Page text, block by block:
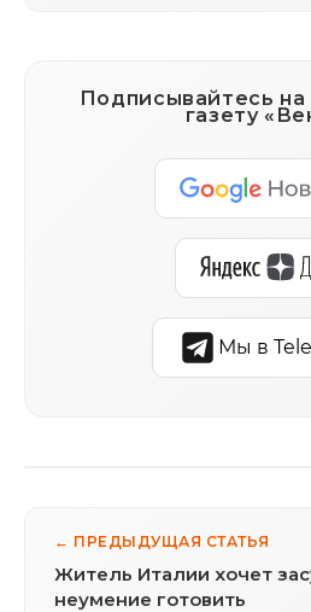
Подписывайтесь
газету
Мы в
← ПРЕДЫДУЩАЯ СТАТЬЯ
Житель Италии хочет
неумение готовить